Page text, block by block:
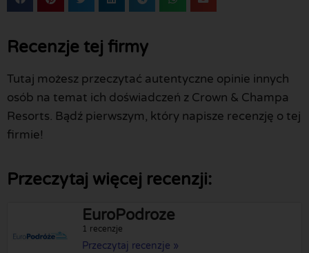
Recenzje tej firmy
Tutaj możesz przeczytać autentyczne opinie innych
osób na temat ich doświadczeń z Crown & Champa
Resorts. Bądź pierwszym, który napisze recenzję o tej
firmie!
Przeczytaj więcej recenzji:
EuroPodroze
1 recenzje
Przeczytaj recenzje »